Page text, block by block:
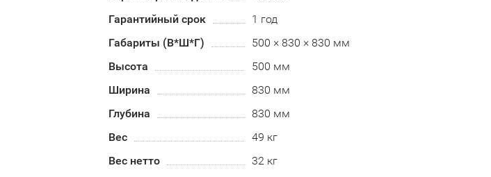
Гарантийный срок
1 год
Габариты (В*Ш*Г)
500 × 830 × 830 мм
Высота
500 мм
Ширина
830 мм
Глубина
830 мм
Вес
49 кг
Вес нетто
32 кг